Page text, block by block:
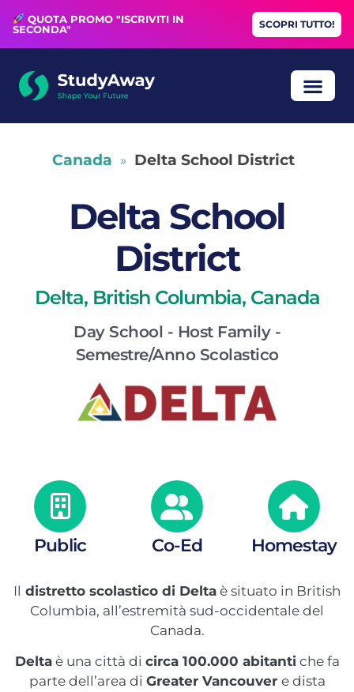
QUOTA PROMO "ISCRIVITI IN
SECONDA"
SCOPRI TUTTO!
Canada » Delta School District
Delta School
District
Delta, British Columbia, Canada
Day School - Host Family -
Semestre/Anno Scolastico
Public Co-Ed Homestay
Il distretto scolastico di Delta è situato in British
Columbia, all’estremità sud-occidentale del
Canada.
Deltaè una città di circa 100.000 abitanti che fa
parte dell’area di Greater Vancouver edista